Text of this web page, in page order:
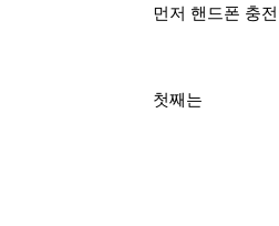
먼저 핸드폰 충
첫째는